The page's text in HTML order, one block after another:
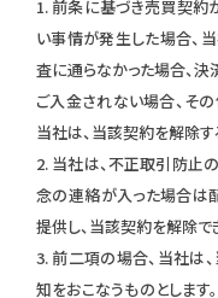
1. 前条に基づき売買契約
い事情が発生した場合、
査に通らなかった場合、
ご入金されない場合、そ
当社は、当該契約を解除す
2. 当社は、不正取引防止
念の連絡が入った場合は
提供し、当該契約を解除で
3. 前二項の場合、当社は
知をおこなうものとします